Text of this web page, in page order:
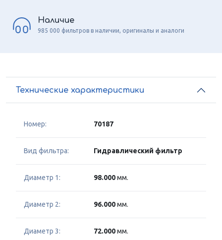
Наличие
985 000 фильтров в наличии, оригиналы и аналоги
Технические характеристики
Номер: 70187
Вид фильтра: Гидравлический фильтр
Диаметр 1: 98.000мм.
Диаметр 2: 96.000мм.
Диаметр 3: 72.000мм.